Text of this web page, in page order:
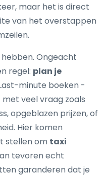
maar het is direct
van het overstappen
Ongeacht
regel: plan je
minute boeken -
veel vraag zoals
opgeblazen prijzen, of
Hier komen
stellen om taxi
tevoren echt
garanderen dat je